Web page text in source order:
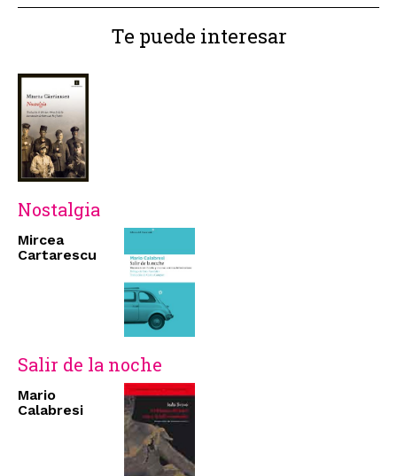
Te puede interesar
Nostalgia
Mircea
Cartarescu
Salir de la noche
Mario
Calabresi